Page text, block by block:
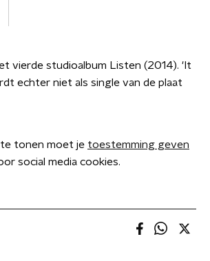
vierde studioalbum Listen (2014). 'It
echter niet als single van de plaat
tonen moet je toestemming geven
social media cookies.